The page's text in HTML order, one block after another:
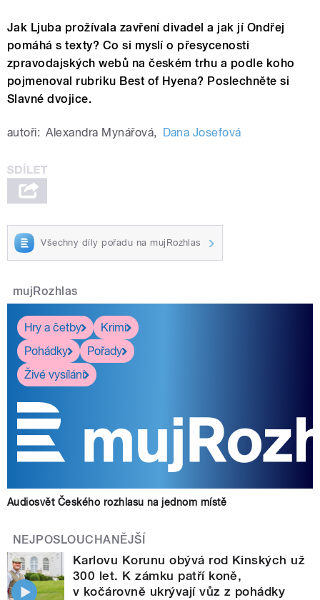
Jak Ljuba prožívala zavření divadel a jak jí Ondřej
pomáhá s texty? Co si myslí o přesycenosti
zpravodajských webů na českém trhu a podle koho
pojmenoval rubriku Best of Hyena? Poslechněte si
Slavné dvojice.
autoři: Alexandra Mynářová, Dana Josefová
Všechny díly pořadu na mujRozhlas
mujRozhlas
Hry a četby
Krimi
Pohádky
Pořady
Živé vysílání
Audiosvět Českého rozhlasu na jednom místě
NEJPOSLOUCHANĚJŠÍ
Karlovu Korunu obývá rod Kinských už
300 let. K zámku patří koně,
v kočárovně ukrývají vůz z pohádky